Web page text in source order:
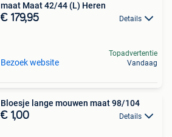
maat Maat 42/44 (L) Heren
€ 179,95 Details
Bezoek website
Topadvertentie
Vandaag
Bloesje lange mouwen maat 98/104
€ 1,00 Details